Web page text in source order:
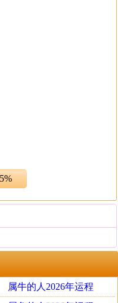
告诉记者，“人人有梦，
科学结论。也就是说，
以为自己一夜无梦，实
地走了，没有在你的意
属牛的人2026年运程